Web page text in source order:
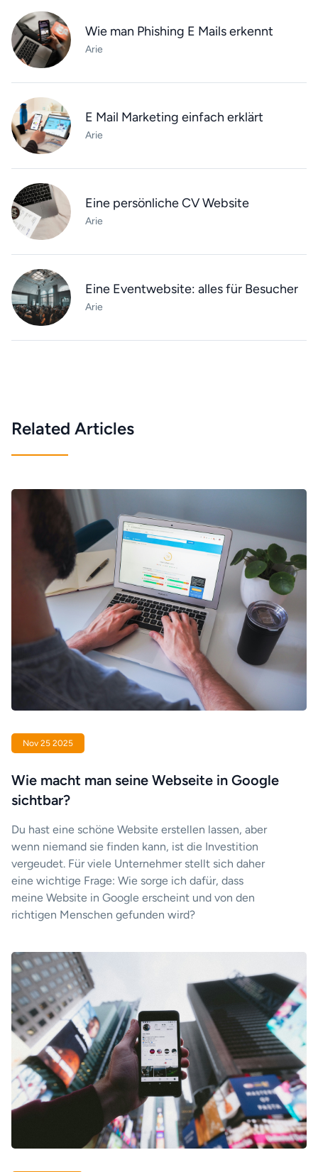
Wie man Phishing E Mails erkennt
Arie
E Mail Marketing einfach erklärt
Arie
Eine persönliche CV Website
Arie
Eine Eventwebsite: alles für Besucher
Arie
Related Articles
Nov 25 2025
Wie macht man seine Webseite in Google
sichtbar?
Du hast eine schöne Website erstellen lassen, aber
wenn niemand sie finden kann, ist die Investition
vergeudet. Für viele Unternehmer stellt sich daher
eine wichtige Frage: Wie sorge ich dafür, dass
meine Website in Google erscheint und von den
richtigen Menschen gefunden wird?